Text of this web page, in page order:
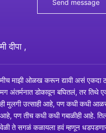
मी दीपा ,
मीच माझी ओळख करून द्यावी असं एकदा
मग अंतर्मनात डोकावून बघितलं, तर तिथे
ही मुलगी उत्साही आहे, पण कधी कधी
आहे, पण तीच कधी कधी गबाळीही आहे.
वेळी ते सगळं कळायला हवं म्हणून